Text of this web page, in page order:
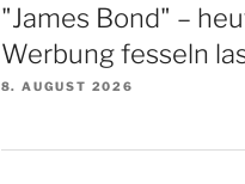
"James Bond" –
Werbung fesseln
8. AUGUST 2026